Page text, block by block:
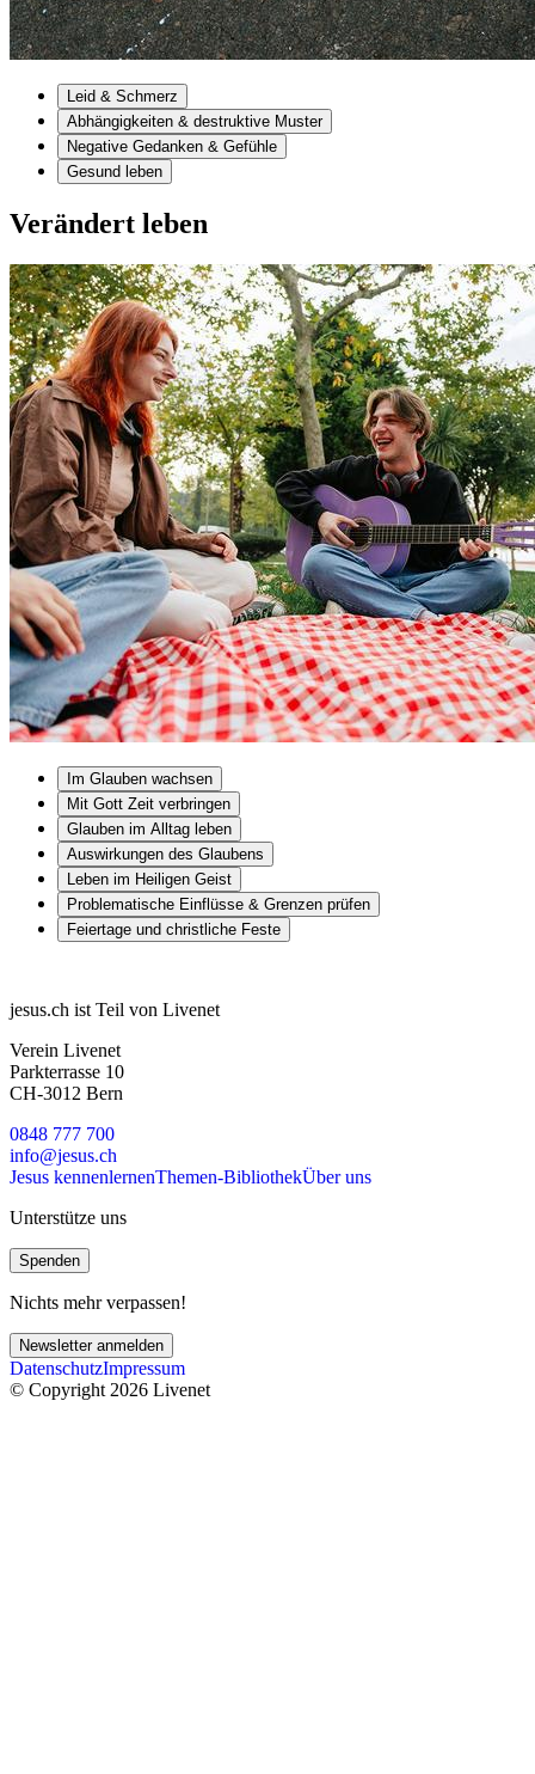
Leid & Schmerz
Abhängigkeiten & destruktive Muster
Negative Gedanken & Gefühle
Gesund leben
Verändert leben
Im Glauben wachsen
Mit Gott Zeit verbringen
Glauben im Alltag leben
Auswirkungen des Glaubens
Leben im Heiligen Geist
Problematische Einflüsse & Grenzen prüfen
Feiertage und christliche Feste
jesus.ch ist Teil von Livenet
Verein Livenet
Parkterrasse 10
CH-3012 Bern
0848 777 700
info@jesus.ch
Jesus kennenlernenThemen-BibliothekÜber uns
Unterstütze uns
Spenden
Nichts mehr verpassen!
Newsletter anmelden
DatenschutzImpressum
© Copyright 2026 Livenet